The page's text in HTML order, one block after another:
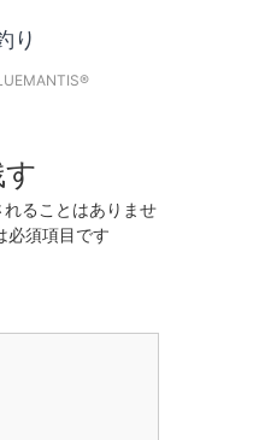
り
れることはありませ
必須項目です